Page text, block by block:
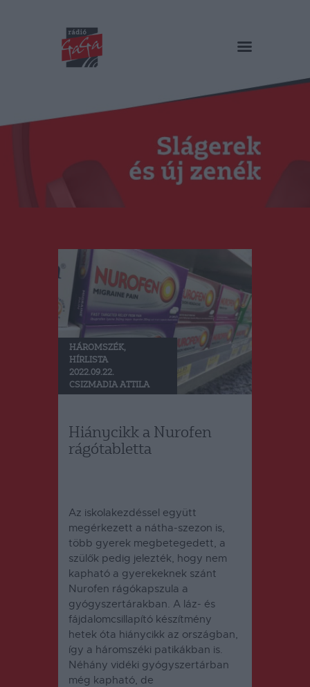
RÁDIÓ GAGA
Műsorok
Duma Duba
Podcast és videók
Stáb
Kapcsolat
RO
HÁROMSZÉK,
HÍRLISTA
2022.09.22.
CSIZMADIA ATTILA
Hiánycikk a Nurofen
rágótabletta
Az iskolakezdéssel együtt
megérkezett a nátha-szezon is,
több gyerek megbetegedett, a
szülők pedig jelezték, hogy nem
kapható a gyerekeknek szánt
Nurofen rágókapszula a
gyógyszertárakban. A láz- és
fájdalomcsillapító készítmény
hetek óta hiánycikk az országban,
így a háromszéki patikákban is.
Néhány vidéki gyógyszertárban
még kapható, de